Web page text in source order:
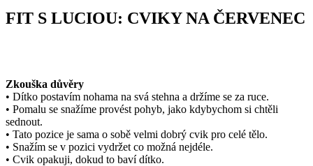
FIT S LUCIOU: CVIKY NA ČERVENEC
Zkouška důvěry
• Dítko postavím nohama na svá stehna a držíme se za ruce.
• Pomalu se snažíme provést pohyb, jako kdybychom si chtěli
sednout.
• Tato pozice je sama o sobě velmi dobrý cvik pro celé tělo.
• Snažím se v pozici vydržet co možná nejdéle.
• Cvik opakuji, dokud to baví dítko.